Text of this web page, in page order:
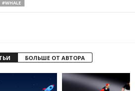
#WHALE
БОЛЬШЕ ОТ АВТОРА